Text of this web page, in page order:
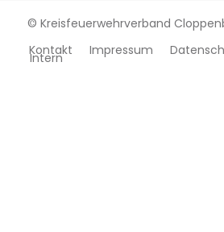
© Kreisfeuerwehrverband
Kontakt
Impressum
Intern